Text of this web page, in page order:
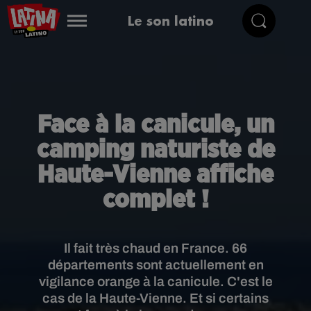
Le son latino
Face à la canicule, un
camping naturiste de
Haute-Vienne affiche
complet !
Il fait très chaud en France. 66
départements sont actuellement en
vigilance orange à la canicule. C'est le
cas de la Haute-Vienne. Et si certains